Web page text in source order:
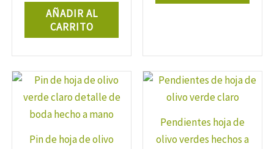
AÑADIR AL
CARRITO
Pin de hoja de olivo
Pendientes hoja de
olivo verdes hechos a